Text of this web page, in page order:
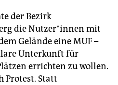
der Bezirk
die Nutzer*innen mit
Gelände eine MUF –
Unterkunft für
errichten zu wollen.
Protest. Statt